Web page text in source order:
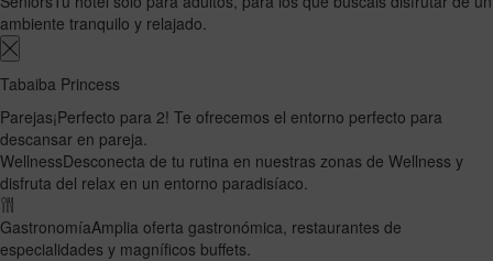
ambiente tranquilo y relajado.
Tabaiba Princess
Parejas¡Perfecto para 2! Te ofrecemos el entorno perfecto para
descansar en pareja.
WellnessDesconecta de tu rutina en nuestras zonas de Wellness y
disfruta del relax en un entorno paradisíaco.
GastronomíaAmplia oferta gastronómica, restaurantes de
especialidades y magníficos buffets.